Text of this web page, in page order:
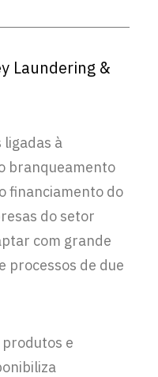
Laundering &
ligadas à
branqueamento
financiamento do
do setor
com grande
processos de due
produtos e